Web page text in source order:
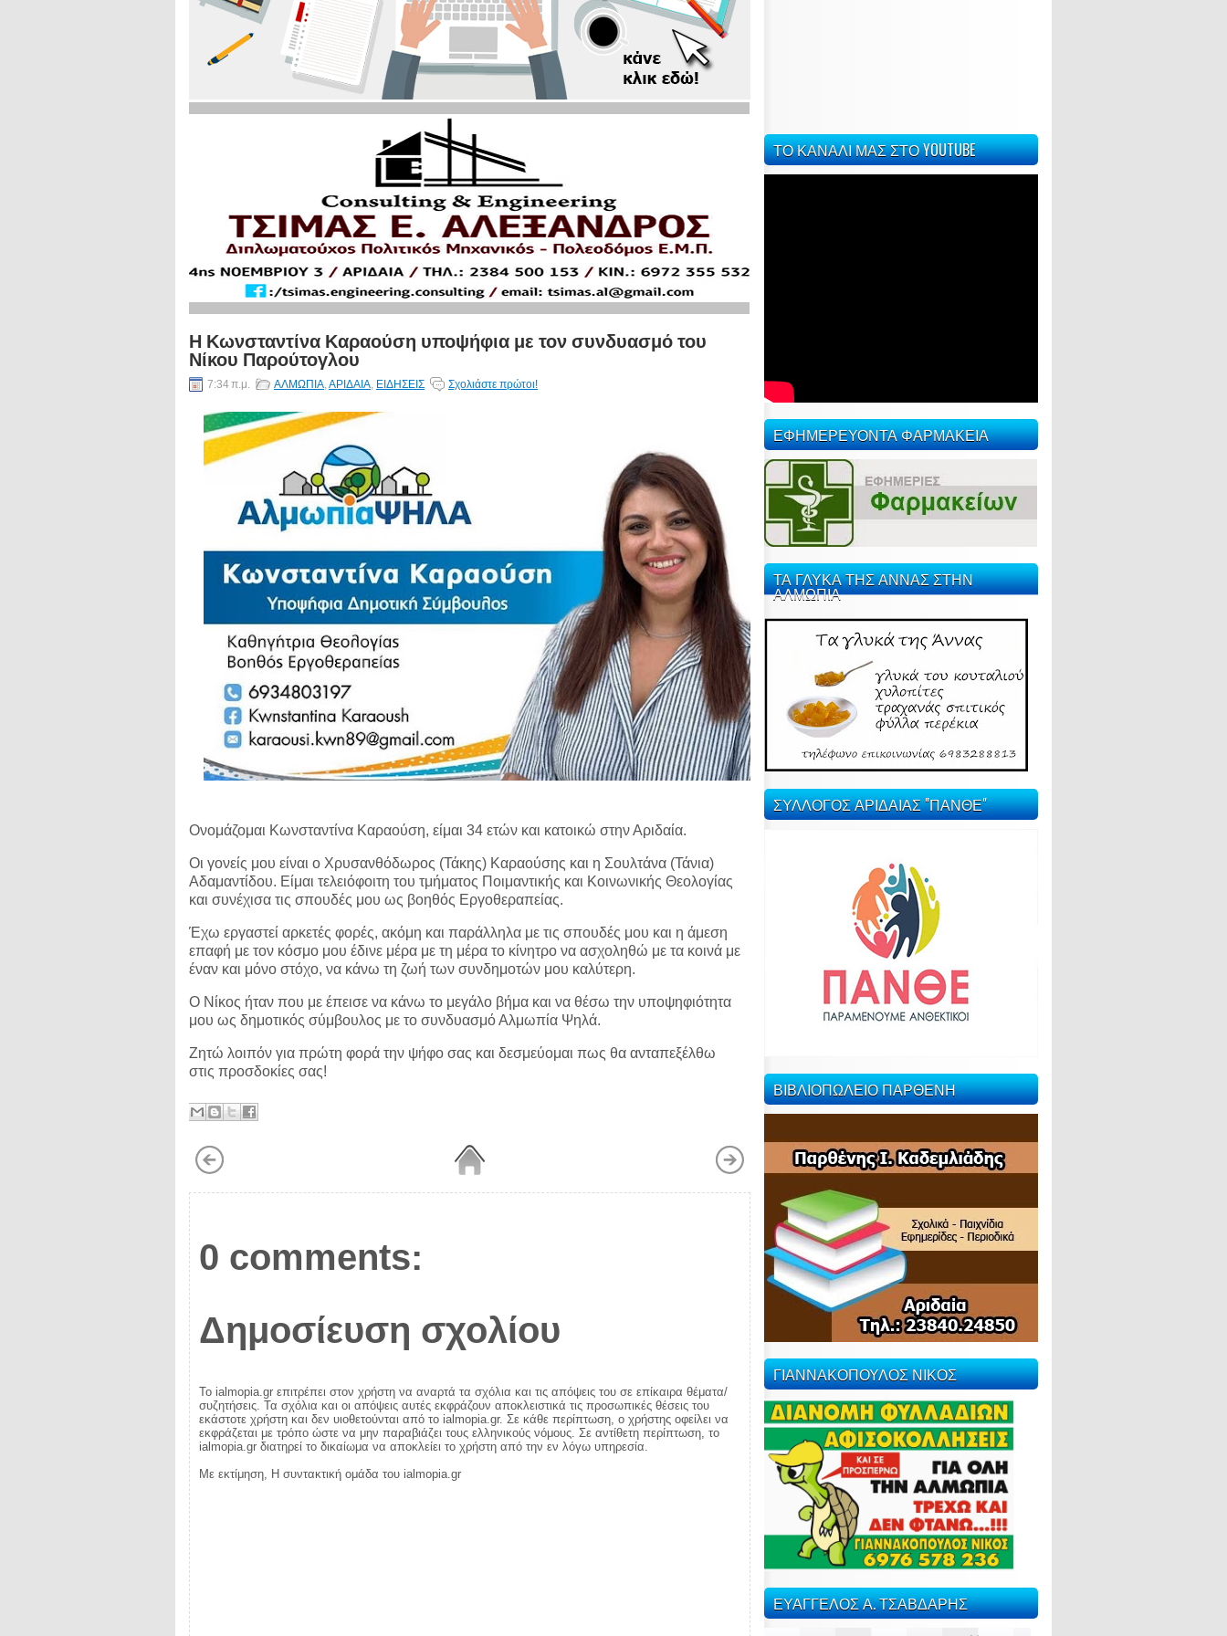
Η Κωνσταντίνα Καραούση υποψήφια με τον συνδυασμό του
Νίκου Παρούτογλου
7:34 π.μ. ΑΛΜΩΠΙΑ,ΑΡΙΔΑΙΑ, ΕΙΔΗΣΕΙΣ Σχολιάστε πρώτοι!
Ονομάζομαι Κωνσταντίνα Καραούση, είμαι 34 ετών και κατοικώ στην Αριδαία.
Οι γονείς μου είναι ο Χρυσανθόδωρος (Τάκης) Καραούσης και η Σουλτάνα (Τάνια)
Αδαμαντίδου. Είμαι τελειόφοιτη του τμήματος Ποιμαντικής και Κοινωνικής Θεολογίας
και συνέχισα τις σπουδές μου ως βοηθός Εργοθεραπείας.
Έχω εργαστεί αρκετές φορές, ακόμη και παράλληλα με τις σπουδές μου και η άμεση
επαφή με τον κόσμο μου έδινε μέρα με τη μέρα το κίνητρο να ασχοληθώ με τα κοινά με
έναν και μόνο στόχο, να κάνω τη ζωή των συνδημοτών μου καλύτερη.
Ο Νίκος ήταν που με έπεισε να κάνω το μεγάλο βήμα και να θέσω την υποψηφιότητα
μου ως δημοτικός σύμβουλος με το συνδυασμό Αλμωπία Ψηλά.
Ζητώ λοιπόν για πρώτη φορά την ψήφο σας και δεσμεύομαι πως θα ανταπεξέλθω
στις προσδοκίες σας!
0 comments:
Δημοσίευση σχολίου
Το ialmopia.gr επιτρέπει στον χρήστη να αναρτά τα σχόλια και τις απόψεις του σε επίκαιρα θέματα/
συζητήσεις. Τα σχόλια και οι απόψεις αυτές εκφράζουν αποκλειστικά τις προσωπικές θέσεις του
εκάστοτε χρήστη και δεν υιοθετούνται από το ialmopia.gr. Σε κάθε περίπτωση, ο χρήστης οφείλει να
εκφράζεται με τρόπο ώστε να μην παραβιάζει τους ελληνικούς νόμους. Σε αντίθετη περίπτωση, το
ialmopia.gr διατηρεί το δικαίωμα να αποκλείει το χρήστη από την εν λόγω υπηρεσία.
Με εκτίμηση, Η συντακτική ομάδα του ialmopia.gr
ΤΟ ΚΑΝΑΛΙ ΜΑΣ ΣΤΟ YOUTUBE
ΕΦΗΜΕΡΕΥΟΝΤΑ ΦΑΡΜΑΚΕΙΑ
ΤΑ ΓΛΥΚΑ ΤΗΣ ΑΝΝΑΣ ΣΤΗΝ
ΑΛΜΩΠΙΑ
ΣΥΛΛΟΓΟΣ ΑΡΙΔΑΙΑΣ "ΠΑΝΘΕ"
ΒΙΒΛΙΟΠΩΛΕΙΟ ΠΑΡΘΕΝΗ
ΓΙΑΝΝΑΚΟΠΟΥΛΟΣ ΝΙΚΟΣ
ΕΥΑΓΓΕΛΟΣ Α. ΤΣΑΒΔΑΡΗΣ